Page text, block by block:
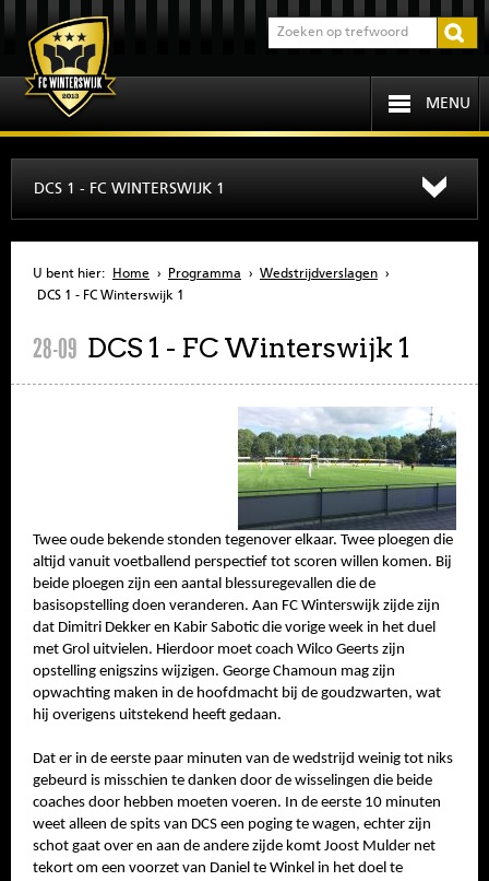
MENU
OVER FCW
INFORMATIE
CONTACT
MENU
DCS 1 - FC WINTERSWIJK 1
U bent hier: Home › Programma › Wedstrijdverslagen ›
DCS 1 - FC Winterswijk 1
28-09 DCS 1 - FC Winterswijk 1
Twee oude bekende stonden tegenover elkaar. Twee ploegen die
altijd vanuit voetballend perspectief tot scoren willen komen. Bij
beide ploegen zijn een aantal blessuregevallen die de
basisopstelling doen veranderen. Aan FC Winterswijk zijde zijn
dat Dimitri Dekker en Kabir Sabotic die vorige week in het duel
met Grol uitvielen. Hierdoor moet coach Wilco Geerts zijn
opstelling enigszins wijzigen. George Chamoun mag zijn
opwachting maken in de hoofdmacht bij de goudzwarten, wat
hij overigens uitstekend heeft gedaan.
Dat er in de eerste paar minuten van de wedstrijd weinig tot niks
gebeurd is misschien te danken door de wisselingen die beide
coaches door hebben moeten voeren. In de eerste 10 minuten
weet alleen de spits van DCS een poging te wagen, echter zijn
schot gaat over en aan de andere zijde komt Joost Mulder net
tekort om een voorzet van Daniel te Winkel in het doel te